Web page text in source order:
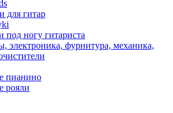
для гитар
под ногу гитариста
электроника, фурнитура, механика,
пианино
рояли